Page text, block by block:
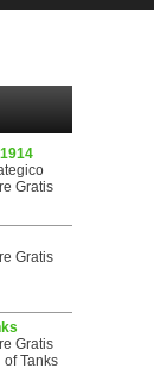
Gratis
Gratis
Gratis
Tanks